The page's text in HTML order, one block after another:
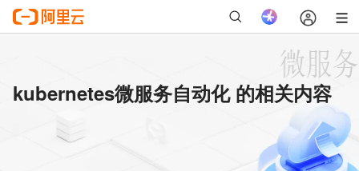
kubernetes微服务自动化 的相关内容